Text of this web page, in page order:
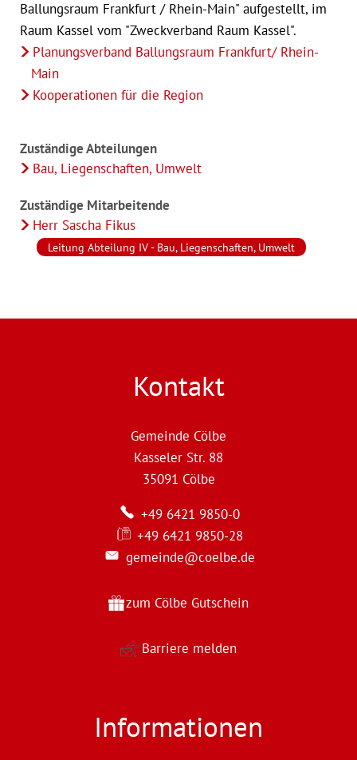
Ballungsraum Frankfurt / Rhein-Main" aufgestellt, im
Raum Kassel vom "Zweckverband Raum Kassel".
Planungsverband Ballungsraum Frankfurt/ Rhein-
Main
Kooperationen für die Region
Zuständige Abteilungen
Bau, Liegenschaften, Umwelt
Zuständige Mitarbeitende
Herr Sascha Fikus
Leitung Abteilung IV - Bau, Liegenschaften, Umwelt
Kontakt
Gemeinde Cölbe
Kasseler Str. 88
35091 Cölbe
+49 6421 9850-0
+49 6421 9850-28
gemeinde@coelbe.de
zum Cölbe Gutschein
Barriere melden
Informationen